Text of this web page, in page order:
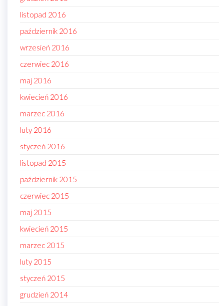
listopad 2016
październik 2016
wrzesień 2016
czerwiec 2016
maj 2016
kwiecień 2016
marzec 2016
luty 2016
styczeń 2016
listopad 2015
październik 2015
czerwiec 2015
maj 2015
kwiecień 2015
marzec 2015
luty 2015
styczeń 2015
grudzień 2014